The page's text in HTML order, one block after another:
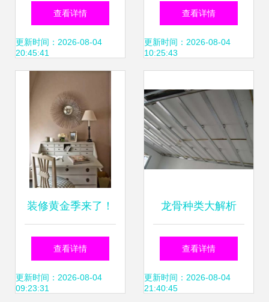
从毛坯到精致的每
一步
查看详情
更新时间：2026-08-04
20:45:41
一新的室内空间体
验
查看详情
更新时间：2026-08-04
10:25:43
装修黄金季来了！
秋季装修你一定要
知道这些！
查看详情
更新时间：2026-08-04
09:23:31
龙骨种类大解析
查看详情
更新时间：2026-08-04
21:40:45